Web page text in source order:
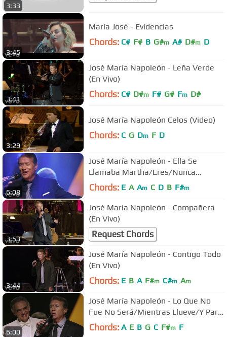
3:33
3:45
María José - Evidencias
Chords: C# F# B G#m A# D#m D
3:41
José María Napoleón - Leña Verde
(En Vivo)
Chords: C# D#m F# G# Fm D#
3:29
José María Napoleón Celos (Video)
Chords: C G Dm F D
6:08
José María Napoleón - Ella Se
Llamaba Martha/Eres/Nunca
Cambies (Medley)
Chords: E A Am C D B F#m
3:53
José María Napoleón - Compañera
(En Vivo)
Request Chords
3:44
José María Napoleón - Contigo Todo
(En Vivo)
Chords: E B A F#m C#m Am
6:00
José María Napoleón - Lo Que No
Fue No Será/Mientras Llueve/Y Para
Qué
Chords: A E B G C F#m F